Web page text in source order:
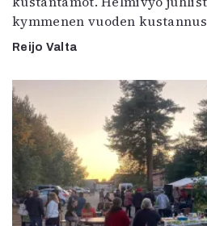
kymmenen vuoden
Reijo Valta